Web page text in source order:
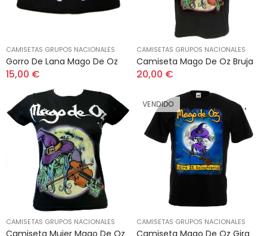
CAMISETAS GRUPOS NACIONALES
Gorro De Lana Mago De Oz
15,00 €
CAMISETAS GRUPOS NACIONALES
Camiseta Mago De Oz Bruja
20,00 €
CAMISETAS GRUPOS NACIONALES
Camiseta Mujer Mago De Oz
VENDIDO
CAMISETAS GRUPOS NACIONALES
Camiseta Mago De Oz Gira